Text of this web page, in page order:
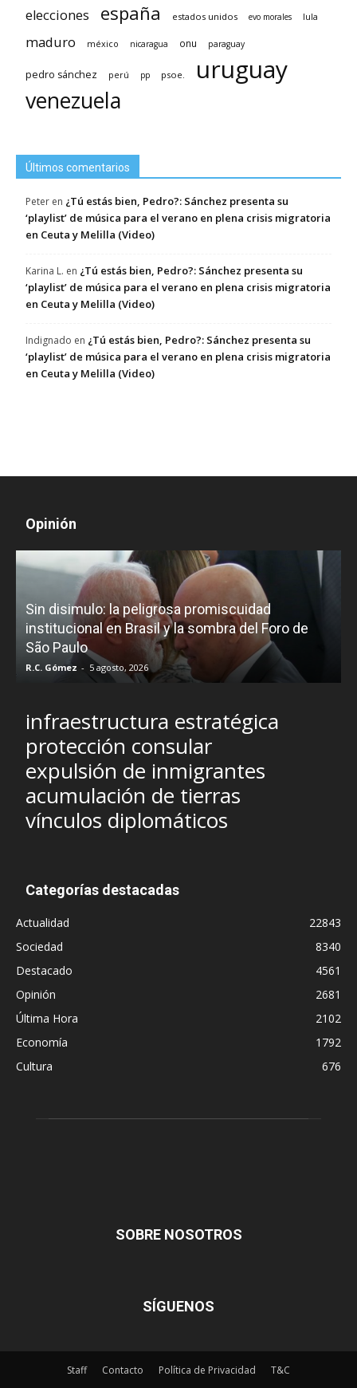
elecciones españa estados unidos evo morales lula
maduro méxico nicaragua onu paraguay
pedro sánchez perú pp psoe. uruguay
venezuela
Últimos comentarios
Peter en ¿Tú estás bien, Pedro?: Sánchez presenta su
‘playlist’ de música para el verano en plena crisis migratoria
en Ceuta y Melilla (Video)
Karina L. en ¿Tú estás bien, Pedro?: Sánchez presenta su
‘playlist’ de música para el verano en plena crisis migratoria
en Ceuta y Melilla (Video)
Indignado en ¿Tú estás bien, Pedro?: Sánchez presenta su
‘playlist’ de música para el verano en plena crisis migratoria
en Ceuta y Melilla (Video)
Opinión
Sin disimulo: la peligrosa promiscuidad
institucional en Brasil y la sombra del Foro de
São Paulo
R.C. Gómez - 5 agosto, 2026
infraestructura estratégica
protección consular
expulsión de inmigrantes
acumulación de tierras
vínculos diplomáticos
Categorías destacadas
Actualidad
22843
Sociedad
8340
Destacado
4561
Opinión
2681
Última Hora
2102
Economía
1792
Cultura
676
SOBRE NOSOTROS
SÍGUENOS
Staff Contacto Política de Privacidad T&C